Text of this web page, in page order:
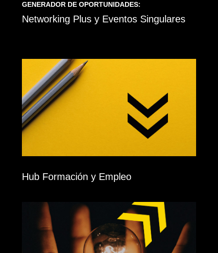
GENERADOR DE OPORTUNIDADES:
Networking Plus y Eventos Singulares
Hub Formación y Empleo